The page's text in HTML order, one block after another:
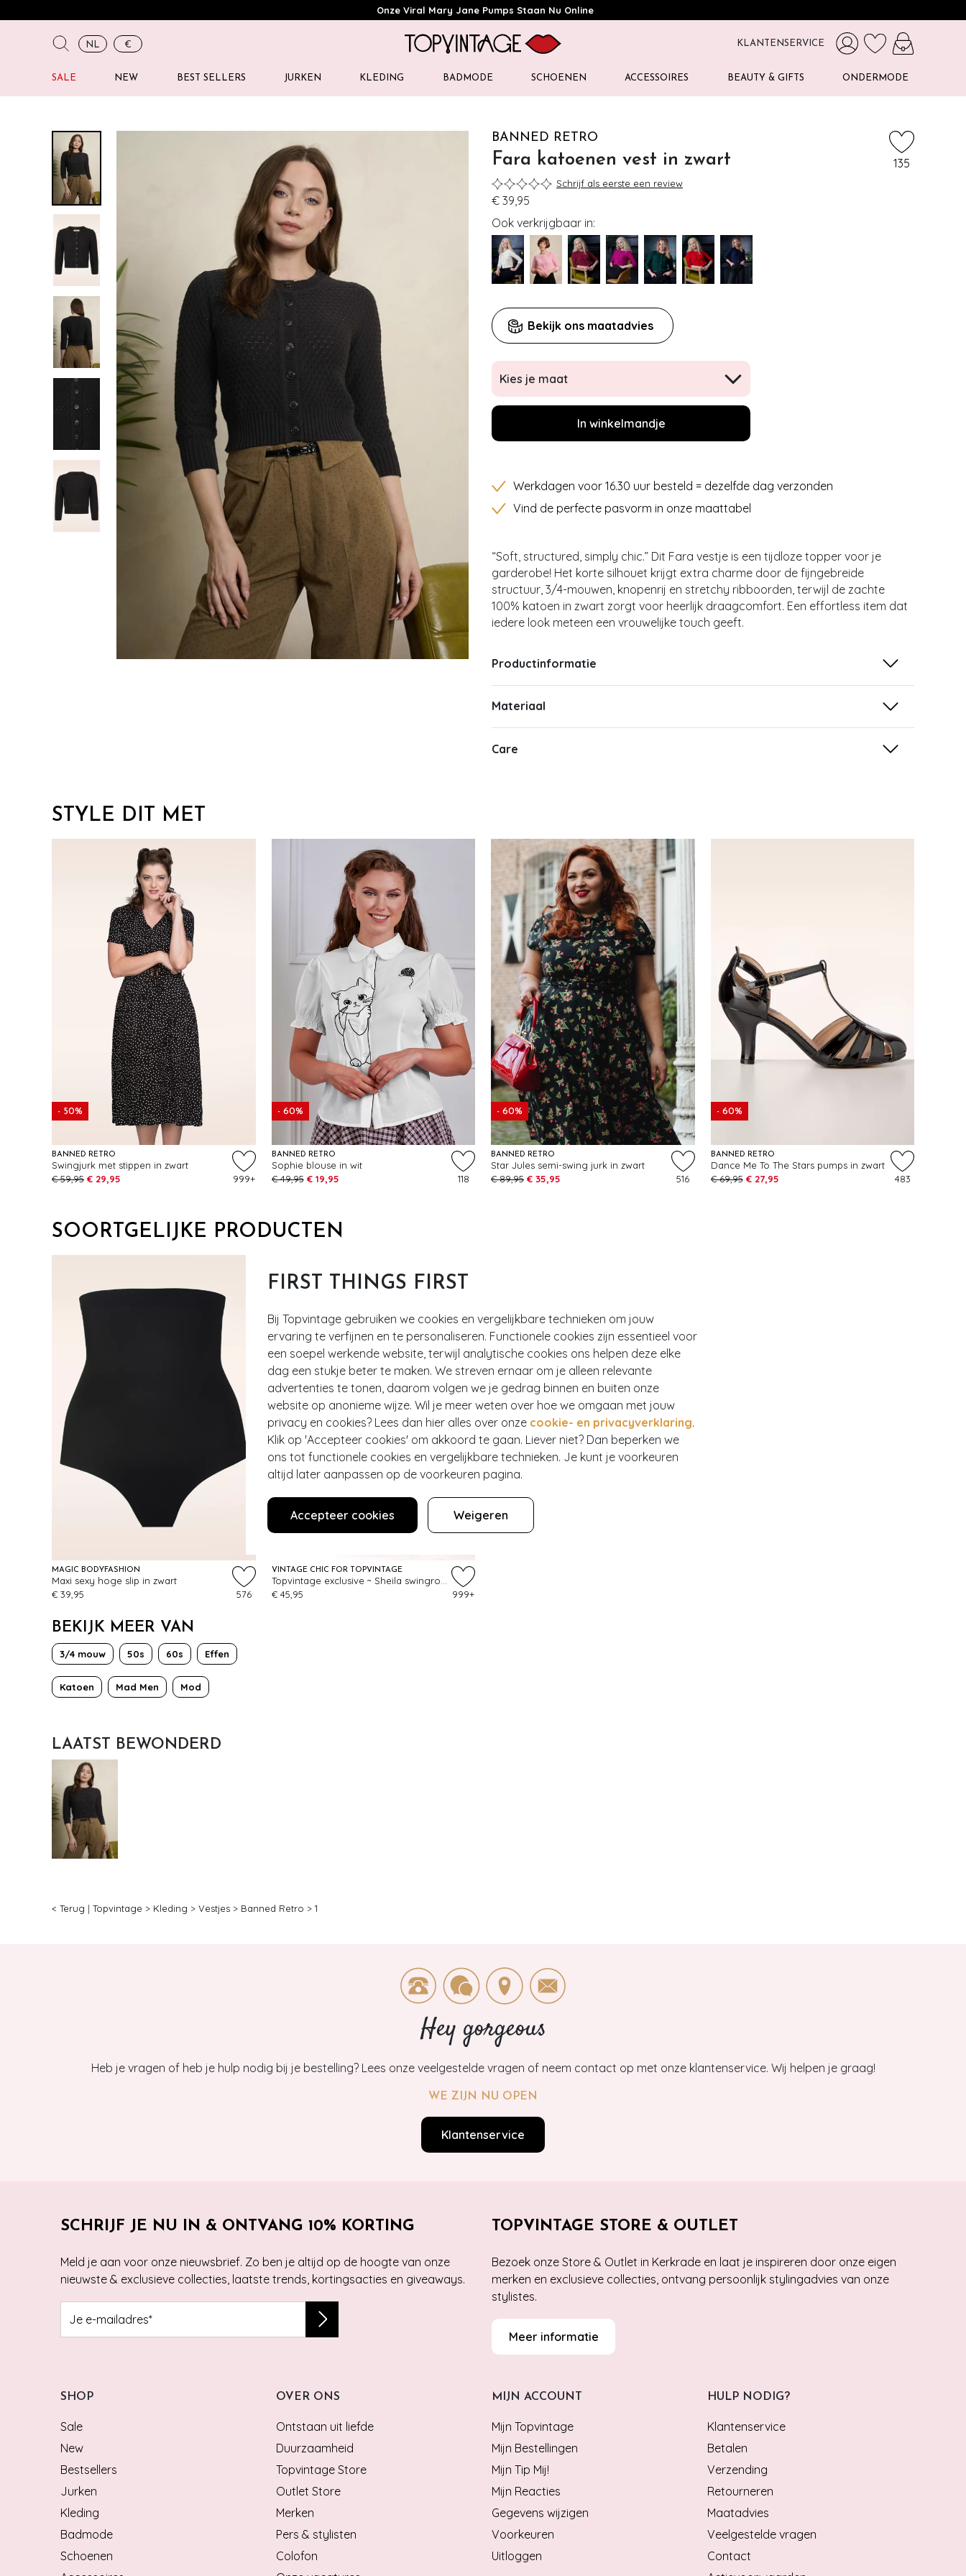
FIRST THINGS FIRST
Bij Topvintage gebruiken we cookies en vergelijkbare technieken om jouw
ervaring te verfijnen en te personaliseren. Functionele cookies zijn essentieel voor
een soepel werkende website, terwijl analytische cookies ons helpen deze elke
dag een stukje beter te maken. We streven ernaar om je alleen relevante
advertenties te tonen, daarom volgen we je gedrag binnen en buiten onze
website op anonieme wijze. Wil je meer weten over hoe we omgaan met jouw
privacy en cookies? Lees dan hier alles over onze cookie- en privacyverklaring.
Klik op 'Accepteer cookies' om akkoord te gaan. Liever niet? Dan beperken we
ons tot functionele cookies en vergelijkbare technieken. Je kunt je voorkeuren
altijd later aanpassen op de voorkeuren pagina.
Accepteer cookies Weigeren
Onze Viral Mary Jane Pumps Staan Nu Online
NL € KLANTENSERVICE
SALE NEW BEST SELLERS JURKEN KLEDING BADMODE SCHOENEN ACCESSOIRES BEAUTY & GIFTS ONDERMODE
BANNED RETRO
Fara katoenen vest in zwart 135
Schrijf als eerste een review
€ 39,95
Ook verkrijgbaar in:
Bekijk ons maatadvies
Kies je maat
In winkelmandje
Werkdagen voor 16.30 uur besteld = dezelfde dag verzonden
Vind de perfecte pasvorm in onze maattabel
“Soft, structured, simply chic.” Dit Fara vestje is een tijdloze topper voor je
garderobe! Het korte silhouet krijgt extra charme door de fijngebreide
structuur, 3/4-mouwen, knopenrij en stretchy ribboorden, terwijl de zachte
100% katoen in zwart zorgt voor heerlijk draagcomfort. Een effortless item dat
iedere look meteen een vrouwelijke touch geeft.
Productinformatie
Materiaal
Care
STYLE DIT MET
- 50%
BANNED RETRO
Swingjurk met stippen in zwart
€ 59,95 € 29,95 999+
- 60%
BANNED RETRO
Sophie blouse in wit
€ 49,95 € 19,95 118
- 60%
BANNED RETRO
Star Jules semi-swing jurk in zwart
€ 89,95 € 35,95 516
- 60%
BANNED RETRO
Dance Me To The Stars pumps in zwart
€ 69,95 € 27,95 483
SOORTGELIJKE PRODUCTEN
MAGIC BODYFASHION
Maxi sexy hoge slip in zwart
€ 39,95
576
VINTAGE CHIC FOR TOPVINTAGE
€ 45,95
999+
BEKIJK MEER VAN
3/4 mouw 50s 60s Effen
Katoen Mad Men Mod
LAATST BEWONDERD
< Terug | Topvintage > Kleding > Vestjes > Banned Retro > 1
Hey gorgeous
Heb je vragen of heb je hulp nodig bij je bestelling? Lees onze veelgestelde vragen of neem contact op met onze klantenservice. Wij helpen je graag!
WE ZIJN NU OPEN
Klantenservice
SCHRIJF JE NU IN & ONTVANG 10% KORTING
Meld je aan voor onze nieuwsbrief. Zo ben je altijd op de hoogte van onze
nieuwste & exclusieve collecties, laatste trends, kortingsacties en giveaways.
TOPVINTAGE STORE & OUTLET
Bezoek onze Store & Outlet in Kerkrade en laat je inspireren door onze eigen
merken en exclusieve collecties, ontvang persoonlijk stylingadvies van onze
stylistes.
Meer informatie
SHOP
Sale
New
Bestsellers
Jurken
Kleding
Badmode
Schoenen
OVER ONS
Ontstaan uit liefde
Duurzaamheid
Topvintage Store
Outlet Store
Merken
Pers & stylisten
Colofon
MIJN ACCOUNT
Mijn Topvintage
Mijn Bestellingen
Mijn Tip Mij!
Mijn Reacties
Gegevens wijzigen
Voorkeuren
Uitloggen
HULP NODIG?
Klantenservice
Betalen
Verzending
Retourneren
Maatadvies
Veelgestelde vragen
Contact